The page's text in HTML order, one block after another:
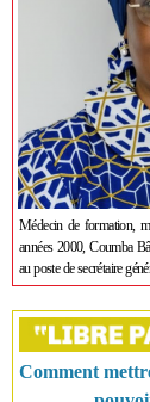
Médecin de formation,
années 2000, Coumba
au poste de secrétaire
Comment